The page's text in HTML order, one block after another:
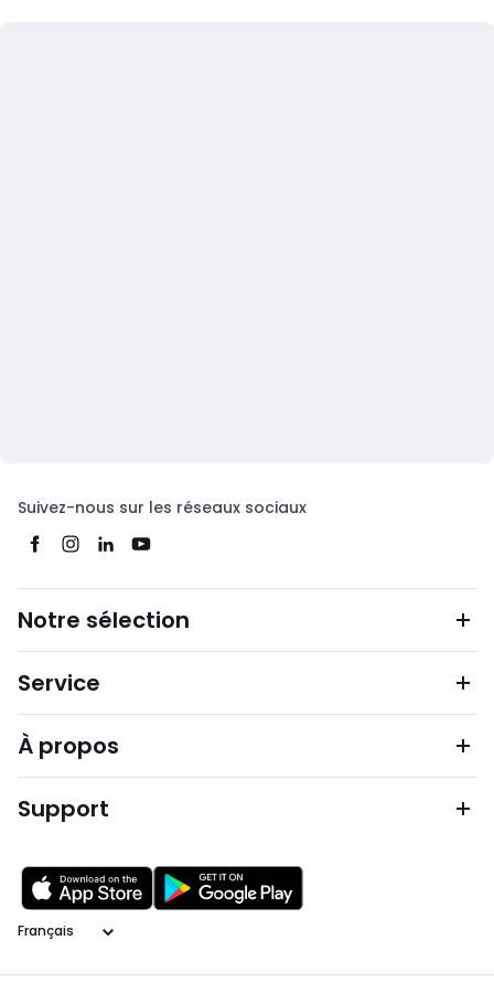
Suivez-nous sur les réseaux sociaux
Notre sélection
Service
À propos
Support
Langage